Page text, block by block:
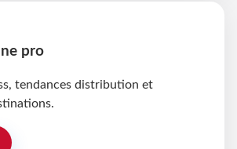
pro
tendances distribution et